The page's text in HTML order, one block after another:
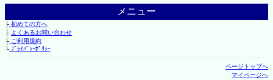
メニュー
├初めての方へ
├ よくあるお問い合わせ
├ご利用規約
└ﾌﾟﾗｲﾊﾞｼｰﾎﾟﾘｼｰ
ページトップへ
マイページへ